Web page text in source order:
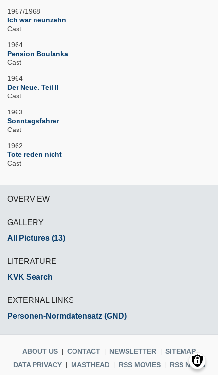
1967/1968
Ich war neunzehn
Cast
1964
Pension Boulanka
Cast
1964
Der Neue. Teil II
Cast
1963
Sonntagsfahrer
Cast
1962
Tote reden nicht
Cast
OVERVIEW
GALLERY
All Pictures (13)
LITERATURE
KVK Search
EXTERNAL LINKS
Personen-Normdatensatz (GND)
ABOUT US CONTACT NEWSLETTER
SITEMAP
DATA PRIVACY
MASTHEAD RSS MOVIES RSS NEWS